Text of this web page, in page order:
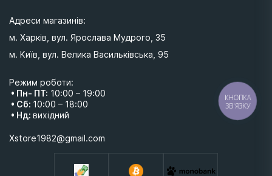
Адреси магазинів:
м. Харків, вул. Ярослава Мудрого, 35
м. Київ, вул. Велика Васильківська, 95
Режим роботи:
• Пн- ПТ: 10:00 – 19:00
• Сб: 10:00 – 18:00
• Нд: вихідний
Xstore1982@gmail.com
КНОПКА
ЗВ'ЯЗКУ